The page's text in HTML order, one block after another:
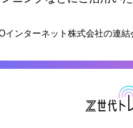
ンターネット株式会社の連結